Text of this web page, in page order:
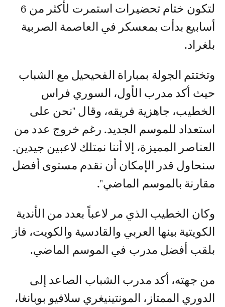
لتكون ختام تحضيرات استمرت لأكثر من 6
أسابيع بدأت بمعسكر في العاصمة الصربية
بلغراد.
وتختتم الجولة بمباراة الفحيحيل مع الشباب
حيث أكد مدرب الأول، السوري فراس
الخطيب، جاهزية فريقه، وقال "نحن على
استعداد للموسم الجديد. رغم خروج عدد من
العناصر المميزة، إلا أننا نمتلك لاعبين جيدين.
سنحاول قدر الإمكان أن نقدم مستوى أفضل
مقارنة بالموسم الماضي".
وكان الخطيب الذي مر لاعباً بعدد من الأندية
الكويتية بينها العربي والقادسية والكويت، فاز
بلقب أفضل مدرب في الموسم الماضي.
من جهته، أكد مدرب الشباب الصاعد إلى
الدوري الممتاز، المونتينيغري سلافيو بوبانغا،